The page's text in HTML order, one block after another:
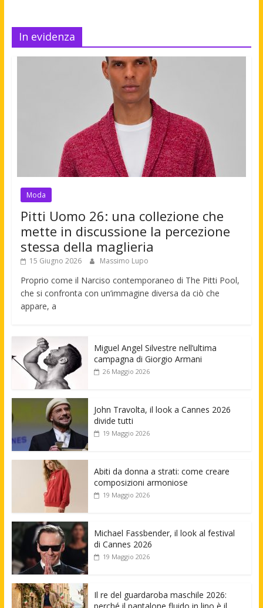
In evidenza
Moda
Pitti Uomo 26: una collezione che
mette in discussione la percezione
stessa della maglieria
15 Giugno 2026 Massimo Lupo
Proprio come il Narciso contemporaneo di The Pitti Pool,
che si confronta con un’immagine diversa da ciò che
appare, a
Miguel Angel Silvestre nell’ultima
campagna di Giorgio Armani
26 Maggio 2026
John Travolta, il look a Cannes 2026
divide tutti
19 Maggio 2026
Abiti da donna a strati: come creare
composizioni armoniose
19 Maggio 2026
Michael Fassbender, il look al festival
di Cannes 2026
19 Maggio 2026
Il re del guardaroba maschile 2026: